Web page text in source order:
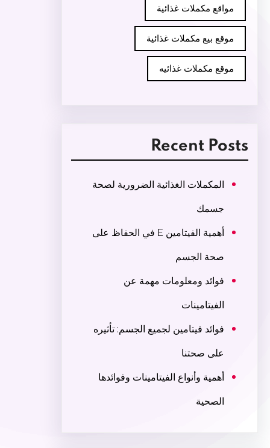
مواقع مكملات غذائية
موقع بيع مكملات غذائية
موقع مكملات غذائيه
Recent Posts
المكملات الغذائية الضرورية لصحة
جسمك
أهمية الفيتامين E في الحفاظ على
صحة الجسم
فوائد ومعلومات مهمة عن
الفيتامينات
فوائد فيتامين لجميع الجسم: تأثيره
على صحتنا
أهمية وأنواع الفيتامينات وفوائدها
الصحية